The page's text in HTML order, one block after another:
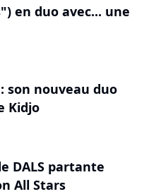
en duo avec... une
son nouveau duo
Kidjo
DALS partante
All Stars